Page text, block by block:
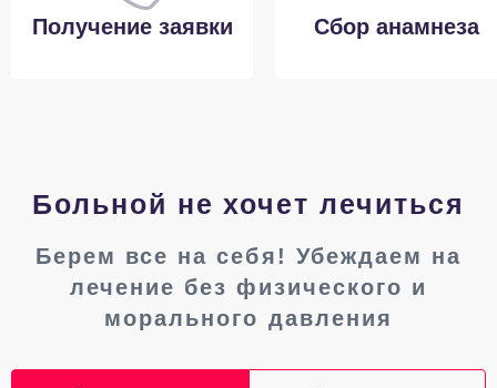
Получение заявки Сбор анамнеза
Больной не хочет лечиться
Берем все на себя! Убеждаем на
лечение без физического и
морального давления